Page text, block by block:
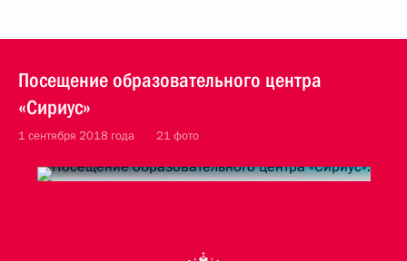
Посещение образовательного центра
«Сириус»
1 сентября 2018 года 21 фото